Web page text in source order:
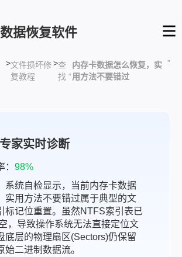
据恢复软件
>文件损坏修
复教程
>查
找 “
内存卡数据怎么恢复，实
用方法不要错过
”
家实时诊断
98%
系统自检显示，当前内存卡数据
实用方法不要错过属于典型的文
标记位重置。虽然NTFS索引表已
，导致操作系统无法直接定位文
底层的物理扇区(Sectors)仍保留
始二进制数据流。